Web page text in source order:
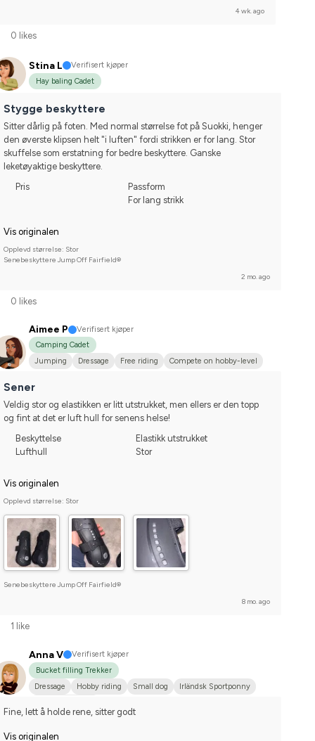
4 wk. ago
0 likes
Stina L
Verifisert kjøper
Hay baling Cadet
Stygge beskyttere
Sitter dårlig på foten. Med normal størrelse fot på Suokki, henger
den øverste klipsen helt "i luften" fordi strikken er for lang. Stor
skuffelse som erstatning for bedre beskyttere. Ganske
leketøyaktige beskyttere.
Pris
Passform
For lang strikk
Vis originalen
Opplevd størrelse: Stor
Senebeskyttere Jump Off Fairfield®
2 mo. ago
0 likes
Aimee P
Verifisert kjøper
Camping Cadet
Jumping
Dressage Free riding Compete on hobby-level
Sener
Veldig stor og elastikken er litt utstrukket, men ellers er den topp
og fint at det er luft hull for senens helse!
Beskyttelse
Lufthull
Elastikk utstrukket
Stor
Vis originalen
Opplevd størrelse: Stor
Senebeskyttere Jump Off Fairfield®
8 mo. ago
1 like
Anna V
Verifisert kjøper
Bucket filling Trekker
Dressage
Hobby riding Small dog
Irländsk Sportponny
Fine, lett å holde rene, sitter godt
Vis originalen